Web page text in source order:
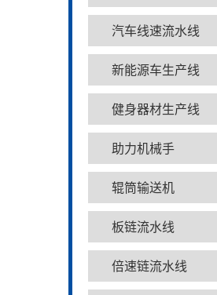
汽车线速流水线
新能源车生产线
健身器材生产线
助力机械手
辊筒输送机
板链流水线
倍速链流水线